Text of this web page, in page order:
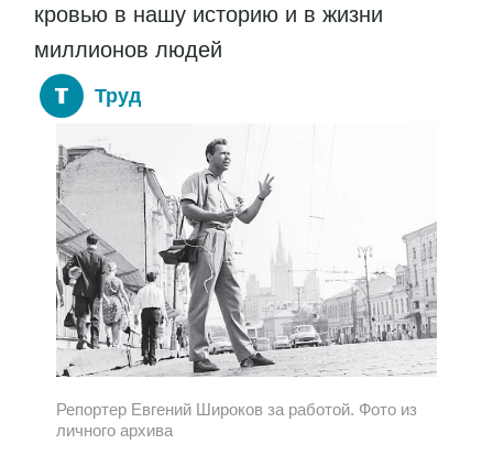
кровью в нашу историю и в жизни
миллионов людей
Труд
Репортер Евгений Широков за работой. Фото из
личного архива